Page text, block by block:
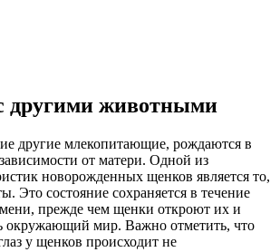
другими животными
другие млекопитающие, рождаются в
от матери. Одной из
новорожденных щенков является то,
Это состояние сохраняется в течение
прежде чем щенки откроют их и
окружающий мир. Важно отметить, что
у щенков происходит не